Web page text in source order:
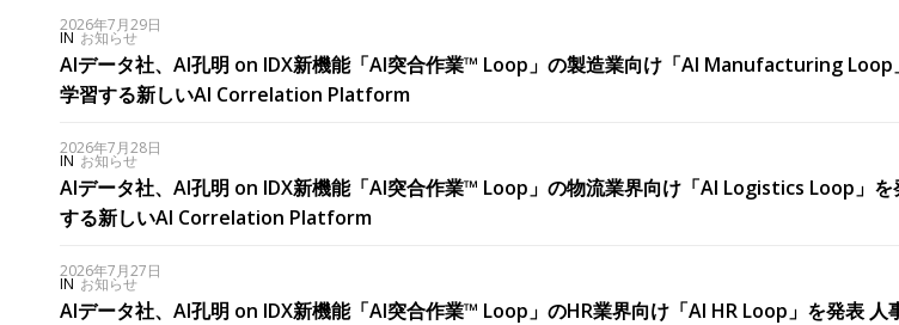
2026年7月29日
IN お知らせ
AIデータ社、AI孔明 on IDX新機能「AI突合作業™ Loop」の製造業向け「AI Manufacturing
学習する新しいAI Correlation Platform
2026年7月28日
IN お知らせ
AIデータ社、AI孔明 on IDX新機能「AI突合作業™ Loop」の物流業界向け「AI Logistics Loop」
する新しいAI Correlation Platform
2026年7月27日
IN お知らせ
AIデータ社、AI孔明 on IDX新機能「AI突合作業™ Loop」のHR業界向け「AI HR Loop」を発表